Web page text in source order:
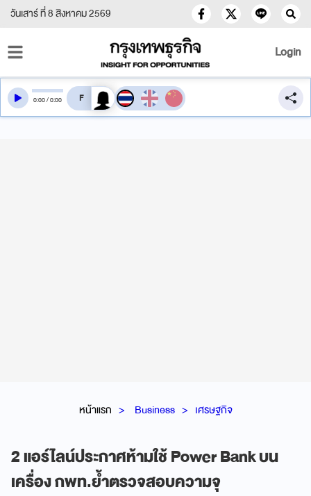
วันเสาร์ ที่ 8 สิงหาคม 2569
Login
หน้าแรก Business เศรษฐกิจ
2 แอร์ไลน์ประกาศห้ามใช้ Power Bank บน
เครื่อง กพท.ย้ำตรวจสอบความจุ
0:00/0:00 สลับเสียงอ่าน